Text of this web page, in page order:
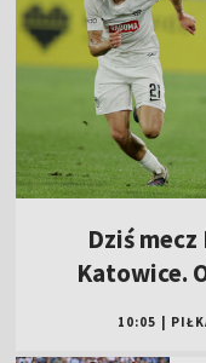
Dziś mecz
Katowice.
10:05